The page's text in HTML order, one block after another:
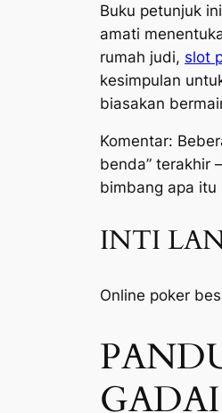
Buku petunjuk
amati
rumah judi, slot
kesimpulan
biasakan
Komentar:
benda” terakhir
bimbang apa itu
INTI
Online poker